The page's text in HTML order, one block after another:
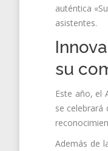
auténtica
asistentes.
su
Este año, el
se celebrará
Además de